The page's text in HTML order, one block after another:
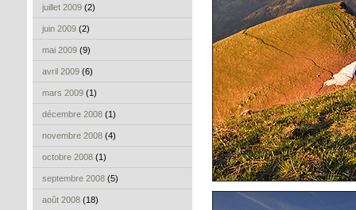
juillet 2009 (2)
juin 2009 (2)
mai 2009 (9)
avril 2009 (6)
mars 2009 (1)
décembre 2008 (1)
novembre 2008 (4)
octobre 2008 (1)
septembre 2008 (5)
août 2008 (18)